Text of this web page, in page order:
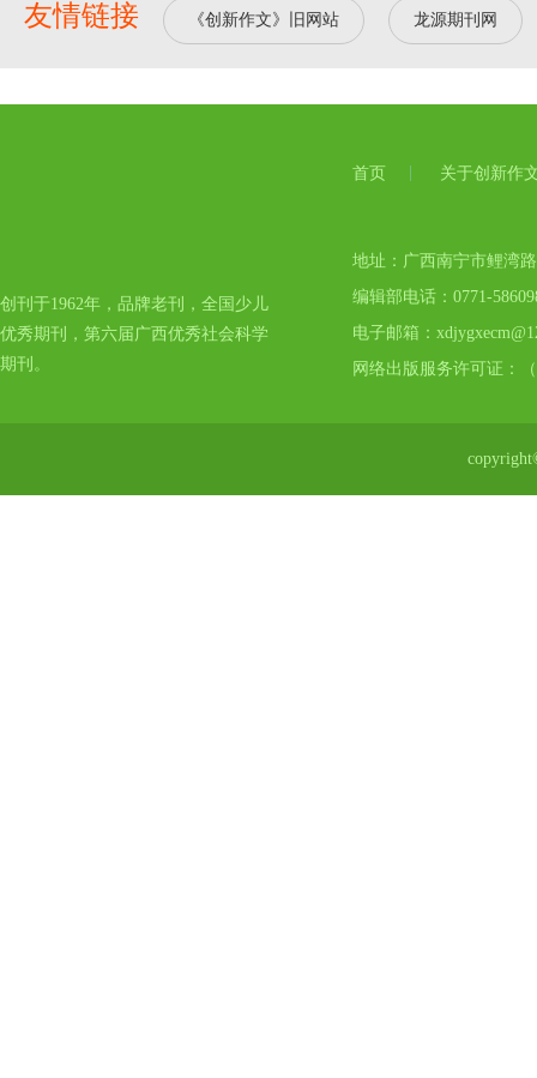
友情链接 《创新作文》旧网站 龙源期刊网
创刊于1962年，品牌老刊，全国少儿
优秀期刊，第六届广西优秀社会科学
期刊。
首页 关于创新作
地址：广西南宁市鲤湾
编辑部电话：0771-
电子邮箱：
网络出版服务许可证：